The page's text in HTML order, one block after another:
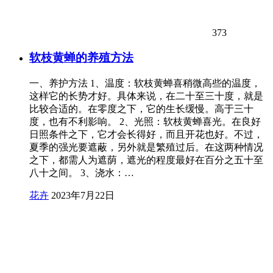
373
软枝黄蝉的养殖方法
一、养护方法 1、温度：软枝黄蝉喜稍微高些的温度，
这样它的长势才好。具体来说，在二十至三十度，就是
比较合适的。在零度之下，它的生长缓慢。高于三十
度，也有不利影响。 2、光照：软枝黄蝉喜光。在良好
日照条件之下，它才会长得好，而且开花也好。不过，
夏季的强光要遮蔽，另外就是繁殖过后。在这两种情况
之下，都需人为遮荫，遮光的程度最好在百分之五十至
八十之间。 3、浇水：…
花卉 2023年7月22日